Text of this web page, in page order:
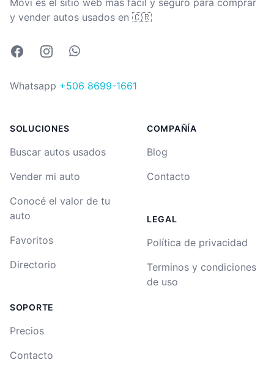
y vender autos usados en Costa Rica
🇨🇷
FacebookInstagramWhatsapp
Whatsapp +506 8699-1661
SOLUCIONES
Buscar autos usados
Vender mi auto
Conocé el valor de tu
auto
Favoritos
Directorio
SOPORTE
Precios
Contacto
COMPAÑÍA
Blog
Contacto
LEGAL
Política de privacidad
Terminos y condiciones
de uso